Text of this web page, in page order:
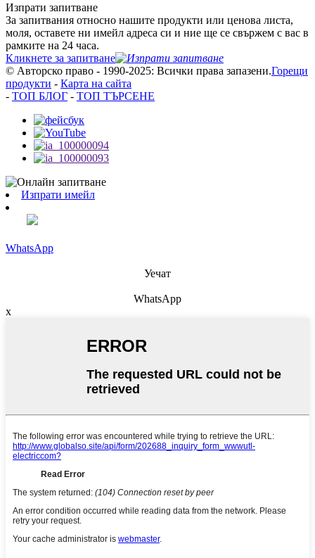
Изпрати запитване
За запитвания относно нашите продукти или ценова листа,
моля, оставете ни имейл адреса си и ние ще се свържем с вас в
рамките на 24 часа.
Кликнете за запитване
© Авторско право - 1990-2025: Всички права запазени.Горещи
продукти - Карта на сайта
- ТОП БЛОГ - ТОП ТЪРСЕНЕ
Изпрати имейл
WhatsApp
Уечат
WhatsApp
x